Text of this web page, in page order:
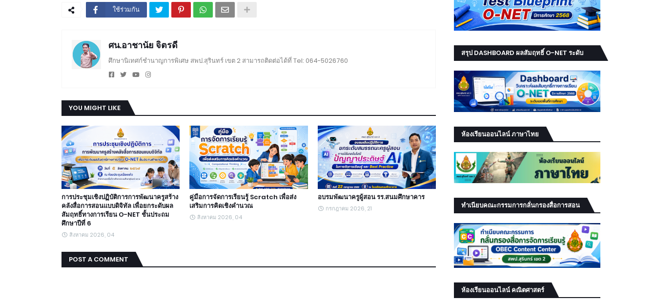
ใช้ร่วมกัน
ศน.อาชานัย จิตรดี
ศึกษานิเทศก์ชำนาญการพิเศษ สพป.สุรินทร์ เขต 2 สามารถติดต่อได้ที่ Tel: 064-5026760
YOU MIGHT LIKE
การประชุมเชิงปฏิบัติการการพัฒนาครูสร้าง
คลังสื่อการสอนแบบดิจิทัล เพื่อยกระดับผล
สัมฤทธิ์ทางการเรียน O-NET ชั้นประถม
ศึกษาปีที่ 6
สิงหาคม 2026, 04
คู่มือการจัดการเรียนรู้ Scratch เพื่อส่ง
เสริมการคิดเชิงคำนวณ
สิงหาคม 2026, 04
อบรมพัฒนาครูผู้สอน รร.สนมศึกษาคาร
กรกฎาคม 2026, 21
POST A COMMENT
สรุป DASHBOARD ผลสัมฤทธิ์ O-NET ระดับ
เขต
ห้องเรียนออนไลน์ ภาษาไทย
ทำเนียบคณะกรรมการกลั่นกรองสื่อการสอน
ห้องเรียนออนไลน์ คณิตศาสตร์